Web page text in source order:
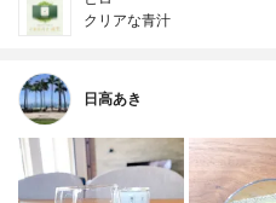
クリアな青汁
日高あき